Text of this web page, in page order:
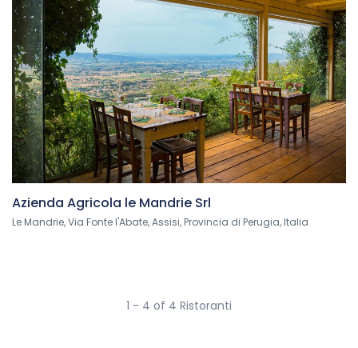
Azienda Agricola le Mandrie Srl
Le Mandrie, Via Fonte l'Abate, Assisi, Provincia di Perugia, Italia
1 - 4 of 4 Ristoranti